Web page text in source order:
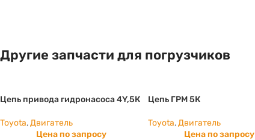
Другие запчасти для погрузчиков
Цепь привода гидронасоса 4Y,5К
Toyota,Двигатель
Цена по запросу
Цепь ГРМ 5К
Toyota,Двигатель
Цена по запросу